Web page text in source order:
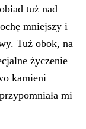
tuż nad
mniejszy i
Tuż obok, na
życzenie
kamieni
mi